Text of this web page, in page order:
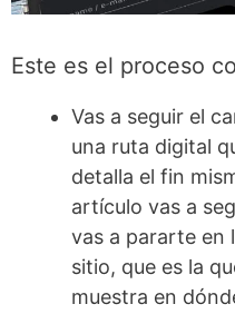
Este es el proceso
Vas a seguir el
una ruta digital
detalla el fin
artículo vas a
vas a pararte en
sitio, que es la
muestra en